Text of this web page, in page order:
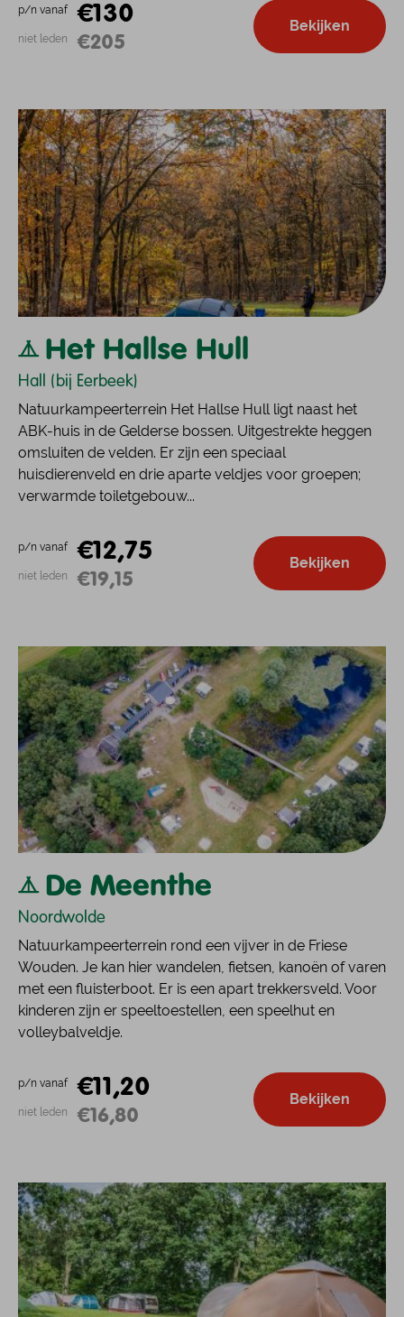
p/n vanaf €130
niet leden €205
Bekijken
Het Hallse Hull
Hall (bij Eerbeek)
Natuurkampeerterrein Het Hallse Hull ligt naast het
ABK-huis in de Gelderse bossen. Uitgestrekte heggen
omsluiten de velden. Er zijn een speciaal
huisdierenveld en drie aparte veldjes voor groepen;
verwarmde toiletgebouw...
p/n vanaf €12,75
niet leden €19,15
Bekijken
De Meenthe
Noordwolde
Natuurkampeerterrein rond een vijver in de Friese
Wouden. Je kan hier wandelen, fietsen, kanoën of varen
met een fluisterboot. Er is een apart trekkersveld. Voor
kinderen zijn er speeltoestellen, een speelhut en
volleybalveldje.
p/n vanaf €11,20
niet leden €16,80
Bekijken